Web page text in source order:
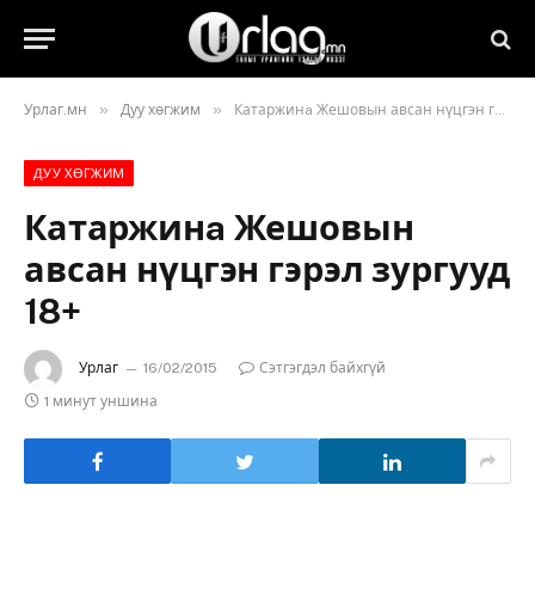
Урлаг.мн » Дуу хөгжим » Катаржинa Жешовын авсан нүцгэн гэрэл зургууд 18+
ДУУ ХӨГЖИМ
Катаржинa Жешовын
авсан нүцгэн гэрэл зургууд
18+
Урлаг 16/02/2015
Сэтгэгдэл байхгүй
1 минут уншина